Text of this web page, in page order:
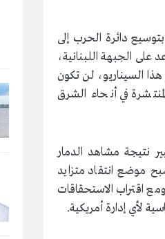
دائرة الحرب إلى
الجبهة اللبنانية،
هذا السيناريو، لن تكون
في أنحاء الشرق
نتيجة مشاهد الدمار
موضع انتقاد متزايد
اقتراب الاستحقاقات
لأي إدارة أمريكية.